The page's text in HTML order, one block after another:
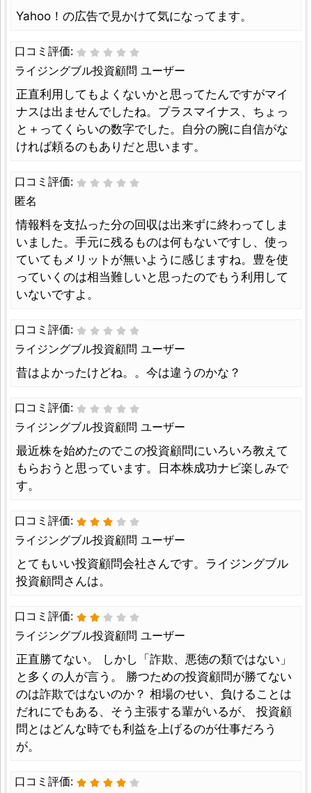
Yahoo！の広告で見かけて気になってます。
口コミ評価:
ライジングブル投資顧問 ユーザー
正直利用してもよくないかと思ってたんですがマイ
ナスは出ませんでしたね。プラスマイナス、ちょっ
と＋ってくらいの数字でした。自分の腕に自信がな
ければ頼るのもありだと思います。
口コミ評価:
匿名
情報料を支払った分の回収は出来ずに終わってしま
いました。手元に残るものは何もないですし、使っ
ていてもメリットが無いように感じますね。豊を使
っていくのは相当難しいと思ったのでもう利用して
いないですよ。
口コミ評価:
ライジングブル投資顧問 ユーザー
昔はよかったけどね。。今は違うのかな？
口コミ評価:
ライジングブル投資顧問 ユーザー
最近株を始めたのでこの投資顧問にいろいろ教えて
もらおうと思っています。日本株成功ナビ楽しみで
す。
口コミ評価:
ライジングブル投資顧問 ユーザー
とてもいい投資顧問会社さんです。ライジングブル
投資顧問さんは。
口コミ評価:
ライジングブル投資顧問 ユーザー
正直勝てない。 しかし「詐欺、悪徳の類ではない」
と多くの人が言う。 勝つための投資顧問が勝てない
のは詐欺ではないのか？ 相場のせい、負けることは
だれにでもある、そう主張する輩がいるが、 投資顧
問とはどんな時でも利益を上げるのが仕事だろう
が。
口コミ評価: